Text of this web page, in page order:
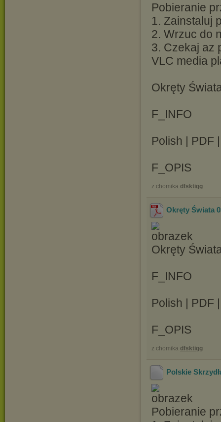
Pobieranie
1. Zainstaluj
2. Wrzuc do
3. Czekaj az
VLC media
Okręty
F_INFO
Polish | PDF
F_OPIS
z chomika dfsktigg
Okręty Świata
Okręty
F_INFO
Polish | PDF
F_OPIS
z chomika dfsktigg
Polskie
Pobieranie